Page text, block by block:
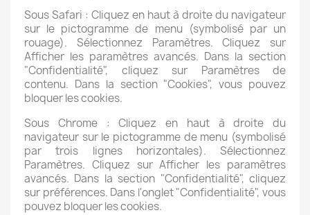
Sous Safari : Cliquez en haut à droite du navigateur
sur le pictogramme de menu (symbolisé par un
rouage). Sélectionnez Paramètres. Cliquez sur
Afficher les paramètres avancés. Dans la section
"Confidentialité", cliquez sur Paramètres de
contenu. Dans la section "Cookies", vous pouvez
bloquer les cookies.
Sous Chrome : Cliquez en haut à droite du
navigateur sur le pictogramme de menu (symbolisé
par trois lignes horizontales). Sélectionnez
Paramètres. Cliquez sur Afficher les paramètres
avancés. Dans la section "Confidentialité", cliquez
sur préférences. Dans l'onglet "Confidentialité", vous
pouvez bloquer les cookies.